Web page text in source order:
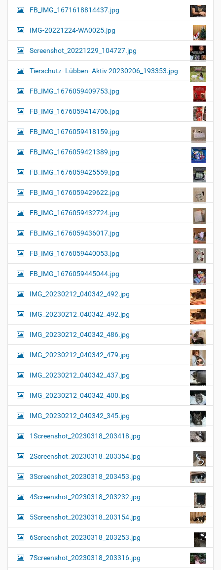
FB_IMG_1671618814437.jpg
IMG-20221224-WA0025.jpg
Screenshot_20221229_104727.jpg
Tierschutz- Lübben- Aktiv 20230206_193353.jpg
FB_IMG_1676059409753.jpg
FB_IMG_1676059414706.jpg
FB_IMG_1676059418159.jpg
FB_IMG_1676059421389.jpg
FB_IMG_1676059425559.jpg
FB_IMG_1676059429622.jpg
FB_IMG_1676059432724.jpg
FB_IMG_1676059436017.jpg
FB_IMG_1676059440053.jpg
FB_IMG_1676059445044.jpg
IMG_20230212_040342_492.jpg
IMG_20230212_040342_492.jpg
IMG_20230212_040342_486.jpg
IMG_20230212_040342_479.jpg
IMG_20230212_040342_437.jpg
IMG_20230212_040342_400.jpg
IMG_20230212_040342_345.jpg
1Screenshot_20230318_203418.jpg
2Screenshot_20230318_203354.jpg
3Screenshot_20230318_203453.jpg
4Screenshot_20230318_203232.jpg
5Screenshot_20230318_203154.jpg
6Screenshot_20230318_203253.jpg
7Screenshot_20230318_203316.jpg